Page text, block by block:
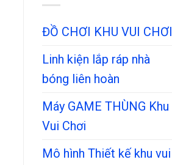
ĐỒ CHƠI KHU VUI CHƠI
Linh kiện lắp ráp nhà
bóng liên hoàn
Máy GAME THÙNG Khu
Vui Chơi
Mô hình Thiết kế khu vui